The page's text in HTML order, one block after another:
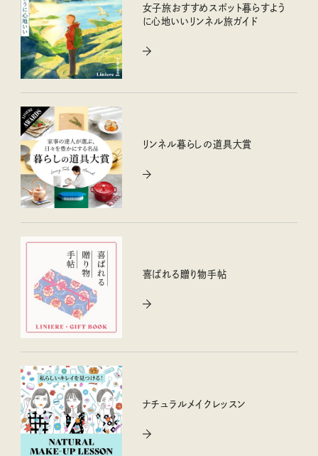
女子旅おすすめスポット暮らすよう
に心地いいリンネル旅ガイド
リンネル暮らしの道具大賞
喜ばれる贈り物手帖
ナチュラルメイクレッスン